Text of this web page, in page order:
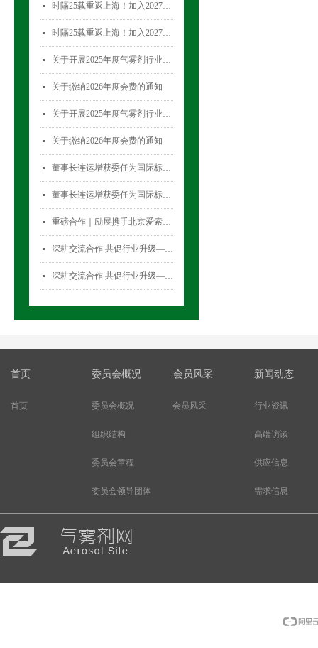
넷 时隔25载重返上海！加入2027国际气雾剂与金属容器展览会，直面30,000+全球买家！
넷 时隔25载重返上海！加入2027国际气雾剂与金属容器展览会，直面30,000+全球买家！
넷 关于开展2025年度气雾剂行业数据统计工作的通知
넷 关于缴纳2026年度会费的通知
넷 关于开展2025年度气雾剂行业数据统计工作的通知
넷 关于缴纳2026年度会费的通知
넷 董事长连运增获委任为国际标准化组织薄壁金属容器技术委员会(ISO/TC52)主席
넷 董事长连运增获委任为国际标准化组织薄壁金属容器技术委员会(ISO/TC52)主席
넷 重磅合作｜励展携手北京爱索塞瑞斯展览有限公司 全新升级国际气雾剂与金属容器展览会！
넷 深耕交流合作 共促行业升级——气雾剂委员会开展专项访问活动
넷 深耕交流合作 共促行业升级——气雾剂委员会开展专项访问活动
委员会概况
组织结构
委员会章程
委员会领导团体
行业资讯
高端访谈
供应信息
需求信息
会员风采
首页
首页 委员会概况 会员风采 新闻动态